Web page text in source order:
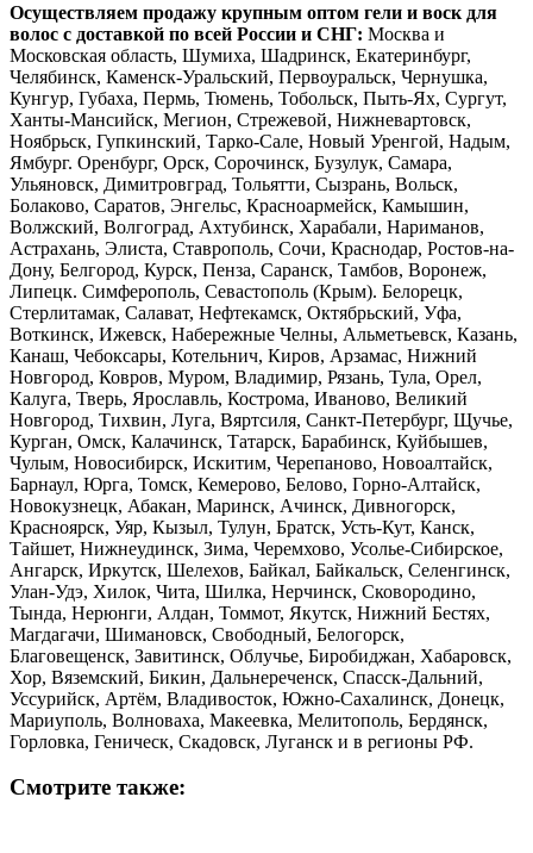
Осуществляем продажу крупным оптом гели и воск для
волос с доставкой по всей России и СНГ: Москва и
Московская область, Шумиха, Шадринск, Екатеринбург,
Челябинск, Каменск-Уральский, Первоуральск, Чернушка,
Кунгур, Губаха, Пермь, Тюмень, Тобольск, Пыть-Ях, Сургут,
Ханты-Мансийск, Мегион, Стрежевой, Нижневартовск,
Ноябрьск, Гупкинский, Тарко-Сале, Новый Уренгой, Надым,
Ямбург. Оренбург, Орск, Сорочинск, Бузулук, Самара,
Ульяновск, Димитровград, Тольятти, Сызрань, Вольск,
Болаково, Саратов, Энгельс, Красноармейск, Камышин,
Волжский, Волгоград, Ахтубинск, Харабали, Нариманов,
Астрахань, Элиста, Ставрополь, Сочи, Краснодар, Ростов-на-
Дону, Белгород, Курск, Пенза, Саранск, Тамбов, Воронеж,
Липецк. Симферополь, Севастополь (Крым). Белорецк,
Стерлитамак, Салават, Нефтекамск, Октябрьский, Уфа,
Воткинск, Ижевск, Набережные Челны, Альметьевск, Казань,
Канаш, Чебоксары, Котельнич, Киров, Арзамас, Нижний
Новгород, Ковров, Муром, Владимир, Рязань, Тула, Орел,
Калуга, Тверь, Ярославль, Кострома, Иваново, Великий
Новгород, Тихвин, Луга, Вяртсиля, Санкт-Петербург, Щучье,
Курган, Омск, Калачинск, Татарск, Барабинск, Куйбышев,
Чулым, Новосибирск, Искитим, Черепаново, Новоалтайск,
Барнаул, Юрга, Томск, Кемерово, Белово, Горно-Алтайск,
Новокузнецк, Абакан, Маринск, Ачинск, Дивногорск,
Красноярск, Уяр, Кызыл, Тулун, Братск, Усть-Кут, Канск,
Тайшет, Нижнеудинск, Зима, Черемхово, Усолье-Сибирское,
Ангарск, Иркутск, Шелехов, Байкал, Байкальск, Селенгинск,
Улан-Удэ, Хилок, Чита, Шилка, Нерчинск, Сковородино,
Тында, Нерюнги, Алдан, Томмот, Якутск, Нижний Бестях,
Магдагачи, Шимановск, Свободный, Белогорск,
Благовещенск, Завитинск, Облучье, Биробиджан, Хабаровск,
Хор, Вяземский, Бикин, Дальнереченск, Спасск-Дальний,
Уссурийск, Артём, Владивосток, Южно-Сахалинск, Донецк,
Мариуполь, Волноваха, Макеевка, Мелитополь, Бердянск,
Горловка, Геническ, Скадовск, Луганск и в регионы РФ.
Смотрите также: